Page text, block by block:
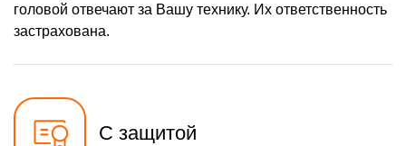
головой отвечают за Вашу технику. Их ответственность
застрахована.
С защитой